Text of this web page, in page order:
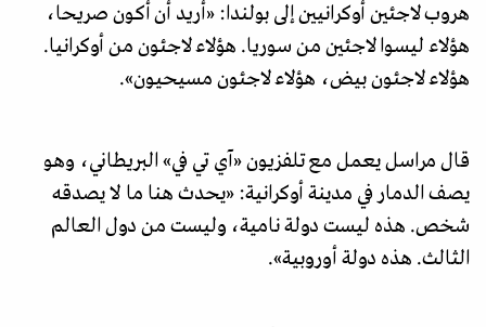
هروب لاجئين أوكرانيين إلى بولندا: «أريد أن أكون صريحا،
هؤلاء ليسوا لاجئين من سوريا. هؤلاء لاجئون من أوكرانيا.
هؤلاء لاجئون بيض، هؤلاء لاجئون مسيحيون».
قال مراسل يعمل مع تلفزيون «آي تي في» البريطاني، وهو
يصف الدمار في مدينة أوكرانية: «يحدث هنا ما لا يصدقه
شخص. هذه ليست دولة نامية، وليست من دول العالم
الثالث. هذه دولة أوروبية».